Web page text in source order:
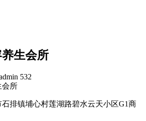
生会所
532
排镇埔心村莲湖路碧水云天小区G1商